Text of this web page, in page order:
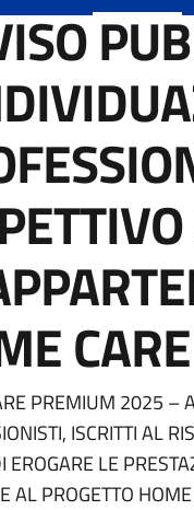
della
PREMIUM 2025 –
ISCRITTI AL
EROGARE LE
AL PROGETTO